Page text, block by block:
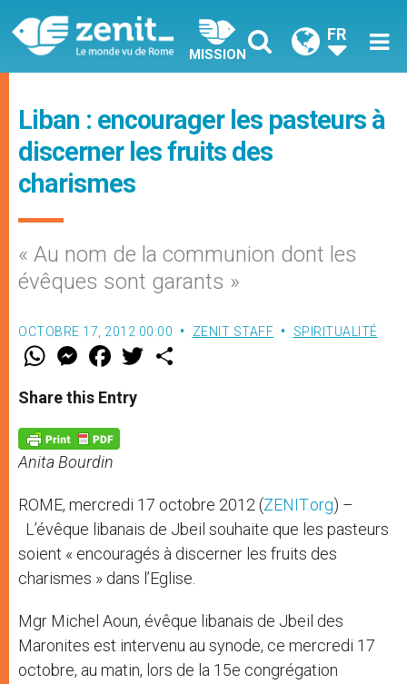
MISSION
FR
Liban : encourager les pasteurs à
discerner les fruits des
charismes
« Au nom de la communion dont les
évêques sont garants »
OCTOBRE 17, 2012 00:00 ZENIT STAFF SPIRITUALITÉ
W
t
s
p
p
M
e
s
e
g
e
r
F
a
e
b
o
k
w
Share this Entry
Anita Bourdin
ROME, mercredi 17 octobre 2012 (ZENIT.org) –
L’évêque libanais de Jbeil souhaite que les pasteurs
soient « encouragés à discerner les fruits des
charismes » dans l’Eglise.
Mgr Michel Aoun, évêque libanais de Jbeil des
Maronites est intervenu au synode, ce mercredi 17
octobre, au matin, lors de la 15e congrégation